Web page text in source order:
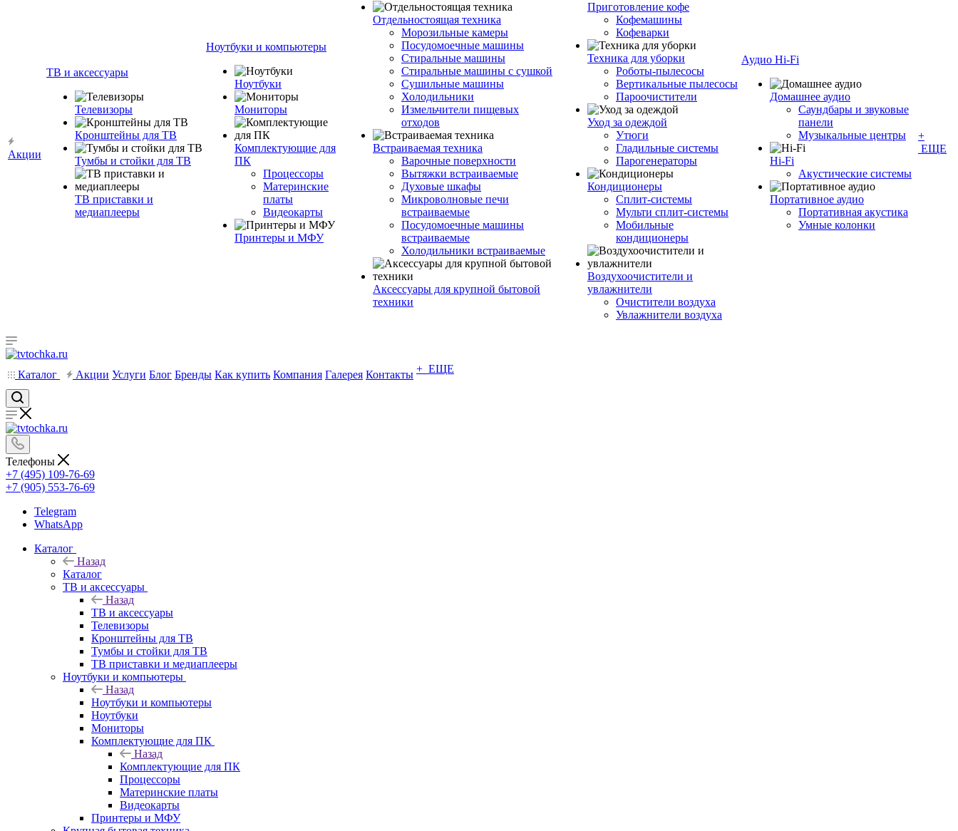
Акции
ТВ и аксессуары
Телевизоры
Кронштейны для ТВ
Тумбы и стойки для ТВ
ТВ приставки и
медиаплееры
Ноутбуки и компьютеры
Ноутбуки
Мониторы
Комплектующие для
ПК
Процессоры
Материнские
платы
Видеокарты
Принтеры и МФУ
Отдельностоящая техника
Морозильные камеры
Посудомоечные машины
Стиральные машины
Стиральные машины с сушкой
Сушильные машины
Холодильники
Измельчители пищевых
отходов
Встраиваемая техника
Варочные поверхности
Вытяжки встраиваемые
Духовые шкафы
Микроволновые печи
встраиваемые
Посудомоечные машины
встраиваемые
Холодильники встраиваемые
Аксессуары для крупной бытовой
техники
Приготовление кофе
Кофемашины
Кофеварки
Техника для уборки
Роботы-пылесосы
Вертикальные пылесосы
Пароочистители
Уход за одеждой
Утюги
Гладильные системы
Парогенераторы
Кондиционеры
Сплит-системы
Мульти сплит-системы
Мобильные
кондиционеры
Воздухоочистители и
увлажнители
Очистители воздуха
Увлажнители воздуха
Аудио Hi-Fi
Домашнее аудио
Саундбары и звуковые
панели
Музыкальные центры
Hi-Fi
Акустические системы
Портативное аудио
Портативная акустика
Умные колонки
+
ЕЩЕ
Каталог Акции Услуги Блог Бренды Как купить Компания Галерея Контакты + ЕЩЕ
Телефоны
+7 (495) 109-76-69
+7 (905) 553-76-69
Telegram
WhatsApp
Каталог
Назад
Каталог
ТВ и аксессуары
Назад
ТВ и аксессуары
Телевизоры
Кронштейны для ТВ
Тумбы и стойки для ТВ
ТВ приставки и медиаплееры
Ноутбуки и компьютеры
Назад
Ноутбуки и компьютеры
Ноутбуки
Мониторы
Комплектующие для ПК
Назад
Комплектующие для ПК
Процессоры
Материнские платы
Видеокарты
Принтеры и МФУ